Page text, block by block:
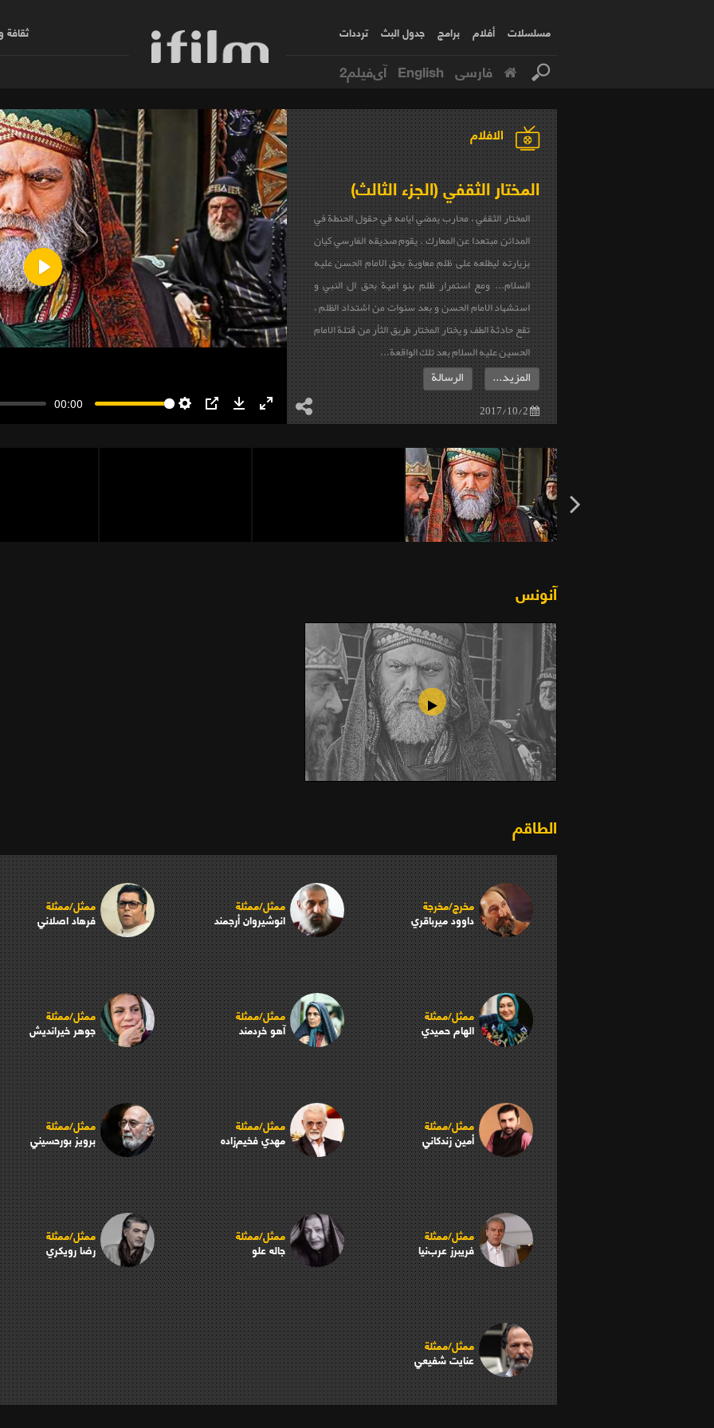
مسلسلات أفلام برامج جدول البث ترددات
فارسی English آی‌فیلم2
الافلام
المختار الثقفي (الجزء الثالث)
المختار الثقفي ، محارب يمضي ايامه في حقول الحنطة في
المدائن مبتعدا عن المعارك . يقوم صديقه الفارسي كيان
بزيارته ليطلعه على ظلم معاوية بحق الامام الحسن عليه
السلام... ومع استمرار ظلم بنو امية بحق ال النبي و
استشهاد الامام الحسن و بعد سنوات من اشتداد الظلم ،
تقع حادثة الطف و يختار المختار طريق الثأر من قتلة الامام
الحسين عليه السلام بعد تلك الواقعة...
2017/10/2
المزيد... الرسالة
00:00
Download
Enter
fullscreen
Play
آنونس
الطاقم
مخرج/مخرجة
داوود ميرباقري
ممثل/ممثلة
انوشيروان أرجمند
ممثل/ممثلة
فرهاد اصلاني
ممثل/ممثلة
الهام حميدي
ممثل/ممثلة
آهو خردمند
ممثل/ممثلة
جوهر خيرانديش
ممثل/ممثلة
أمين زندكاني
ممثل/ممثلة
مهدي فخیم‌زاده
ممثل/ممثلة
برويز بورحسيني
ممثل/ممثلة
فريبرز عرب‌نيا
ممثل/ممثلة
جاله علو
ممثل/ممثلة
رضا رويكري
ممثل/ممثلة
عنايت شفيعي